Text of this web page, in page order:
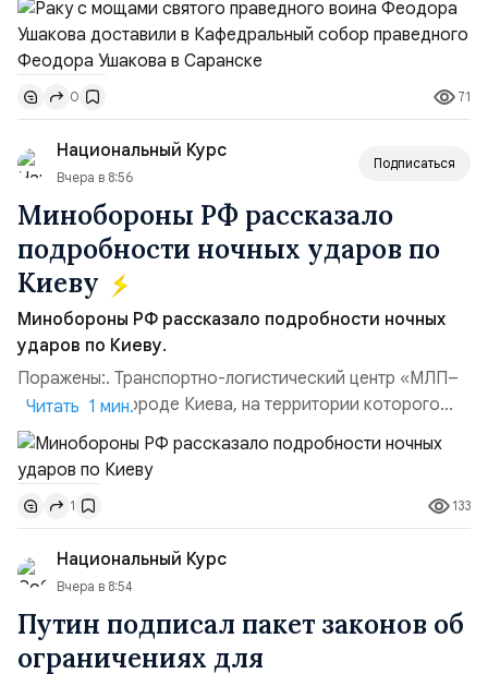
воина Феодора Ушакова 25 лет назад:Адмирал
Владимир Прокофьевич Валуев, командующий
Балтийским флотом ВМФ России (2001–2006
гг.);Адмирал Владимир Петрович Комоедов,
командующий Черноморским флотом ВМФ России
(1998–2002 г...
0 71
Национальный Курс
Вчера в 8:56
Подписаться
Минобороны РФ рассказало
подробности ночных ударов по
Киеву
Минобороны РФ рассказало подробности ночных
ударов по Киеву.
Поражены:. Транспортно-логистический центр «МЛП–
Чайка» в пригороде Киева, на территории которого
осуществлялось хранение, сборка а также запуск с
прилегающего полевого аэродром «Чайка»
дальнобойных БПЛА ВСУ; Складские помещения
«Транс-Логистик» в Оболонском районе г. Киев,
использовавшиеся для хранения военного
имущества ВСУ; Сортировочны...
Читать 1 мин.
1 133
Национальный Курс
Вчера в 8:54
Путин подписал пакет законов об
ограничениях для